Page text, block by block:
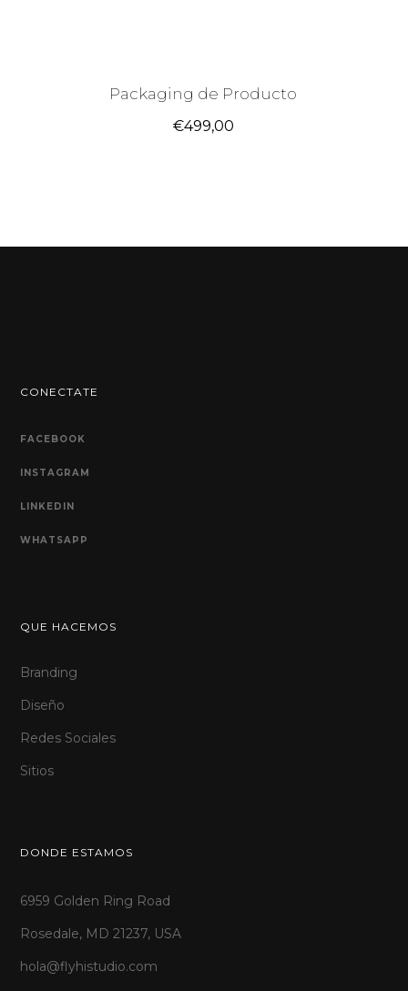
Packaging de Producto
€499,00
CONECTATE
FACEBOOK
INSTAGRAM
LINKEDIN
WHATSAPP
QUE HACEMOS
Branding
Diseño
Redes Sociales
Sitios
DONDE ESTAMOS
6959 Golden Ring Road
Rosedale, MD 21237, USA
hola@flyhistudio.com